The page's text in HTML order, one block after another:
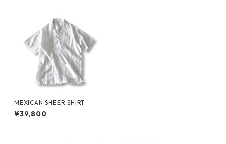
MEXICAN SHEER SHIRT
¥39,800